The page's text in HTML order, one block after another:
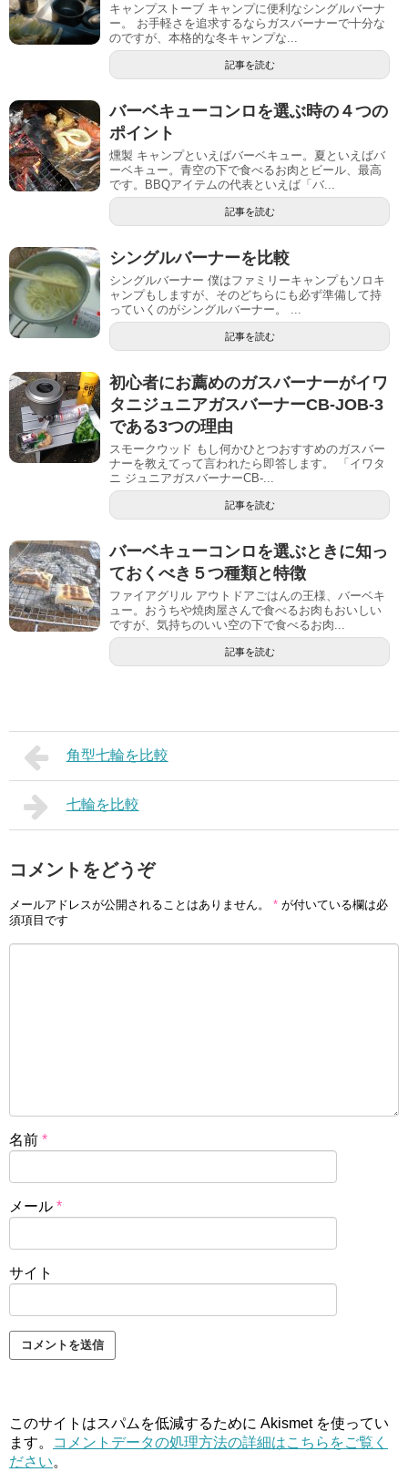
キャンプストーブ キャンプに便利なシングルバーナ
ー。 お手軽さを追求するならガスバーナーで十分な
のですが、本格的な冬キャンプな...
記事を読む
バーベキューコンロを選ぶ時の４つの
ポイント
燻製 キャンプといえばバーベキュー。夏といえばバ
ーベキュー。青空の下で食べるお肉とビール、最高
です。BBQアイテムの代表といえば「バ...
記事を読む
シングルバーナーを比較
シングルバーナー 僕はファミリーキャンプもソロキ
ャンプもしますが、そのどちらにも必ず準備して持
っていくのがシングルバーナー。 ...
記事を読む
初心者にお薦めのガスバーナーがイワ
タニジュニアガスバーナーCB-JOB-3
である3つの理由
スモークウッド もし何かひとつおすすめのガスバー
ナーを教えてって言われたら即答します。 「イワタ
ニ ジュニアガスバーナーCB-...
記事を読む
バーベキューコンロを選ぶときに知っ
ておくべき５つ種類と特徴
ファイアグリル アウトドアごはんの王様、バーベキ
ュー。おうちや焼肉屋さんで食べるお肉もおいしい
ですが、気持ちのいい空の下で食べるお肉...
記事を読む
角型七輪を比較
七輪を比較
コメントをどうぞ
メールアドレスが公開されることはありません。 * が付いている欄は必
須項目です
名前 *
メール *
サイト
このサイトはスパムを低減するために Akismet を使ってい
ます。
コメントデータの処理方法の詳細はこちらをご覧く
ださい。